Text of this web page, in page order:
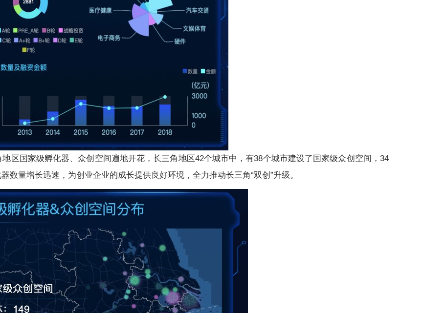
国家级孵化器、众创空间遍地开花，长三角地区42个城市中，有38个城市建设了国家级众创空间，34
量增长迅速，为创业企业的成长提供良好环境，全力推动长三角“双创”升级。